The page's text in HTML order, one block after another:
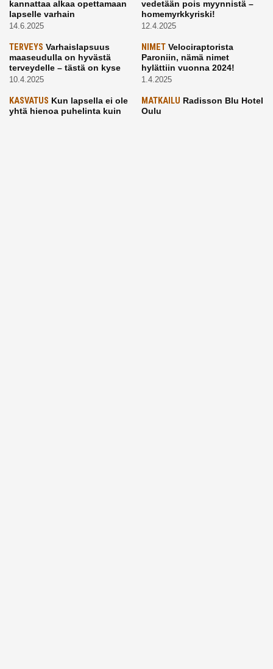
kannattaa alkaa opettamaan
lapselle varhain
14.6.2025
vedetään pois myynnistä –
homemyrkkyriski!
12.4.2025
TERVEYS Varhaislapsuus
maaseudulla on hyvästä
terveydelle – tästä on kyse
10.4.2025
NIMETVelociraptorista
Paroniin, nämä nimet
hylättiin vuonna 2024!
1.4.2025
KASVATUS Kun lapsella ei ole
yhtä hienoa puhelinta kuin
MATKAILU Radisson Blu Hotel
Oulu